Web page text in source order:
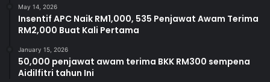
strategik bagi industri masa hadapan, khususnya dalam
sektor teknologi, data dan tenaga hijau.
“Lebih penting, usaha ini bukan sekadar membina bandar
yang moden, tetapi membentuk masa depan negeri yang
May 14, 2026
Insentif APC Naik RM1,000, 535 Penjawat Awam Terima
RM2,000 Buat Kali Pertama
January 15, 2026
50,000 penjawat awam terima BKK RM300 sempena
Aidilfitri tahun Ini